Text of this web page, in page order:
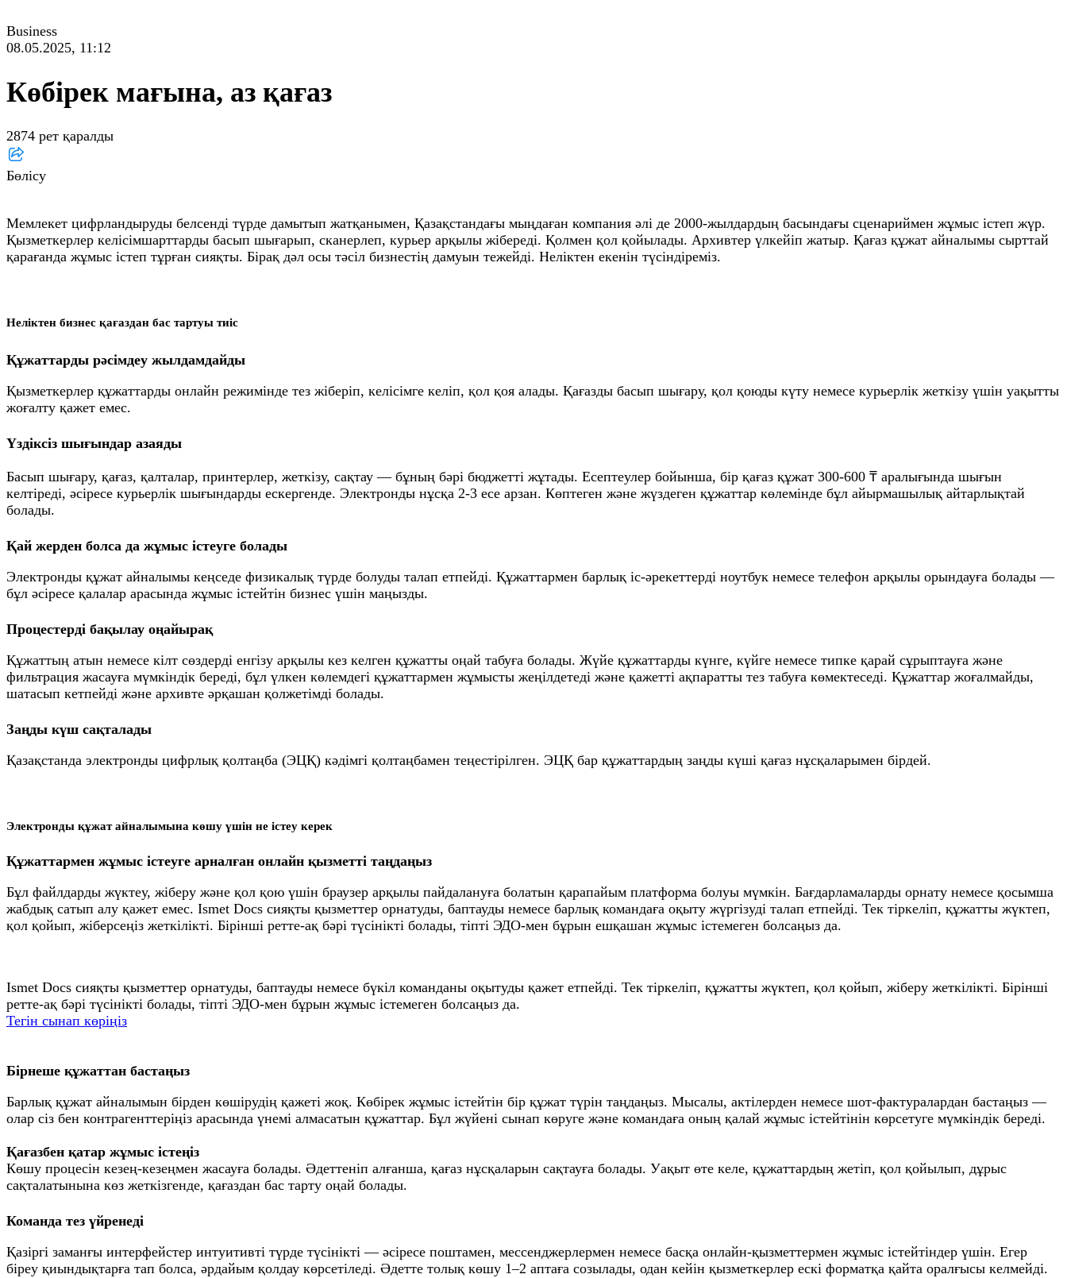
Business
08.05.2025, 11:12
Көбірек мағына, аз қағаз
2874 рет қаралды
Бөлісу
Мемлекет цифрландыруды белсенді түрде дамытып жатқанымен, Қазақстандағы мыңдаған компания әлі де 2000-жылдардың басындағы сценариймен жұмыс істеп жүр.
Қызметкерлер келісімшарттарды басып шығарып, сканерлеп, курьер арқылы жібереді. Қолмен қол қойылады. Архивтер үлкейіп жатыр. Қағаз құжат айналымы сырттай
қарағанда жұмыс істеп тұрған сияқты. Бірақ дәл осы тәсіл бизнестің дамуын тежейді. Неліктен екенін түсіндіреміз.
Неліктен бизнес қағаздан бас тартуы тиіс
Құжаттарды рәсімдеу жылдамдайды
Қызметкерлер құжаттарды онлайн режимінде тез жіберіп, келісімге келіп, қол қоя алады. Қағазды басып шығару, қол қоюды күту немесе курьерлік жеткізу үшін уақытты
жоғалту қажет емес.
Үздіксіз шығындар азаяды
Басып шығару, қағаз, қалталар, принтерлер, жеткізу, сақтау — бұның бәрі бюджетті жұтады. Есептеулер бойынша, бір қағаз құжат 300-600 ₸ аралығында шығын
келтіреді, әсіресе курьерлік шығындарды ескергенде. Электронды нұсқа 2-3 есе арзан. Көптеген және жүздеген құжаттар көлемінде бұл айырмашылық айтарлықтай
болады.
Қай жерден болса да жұмыс істеуге болады
Электронды құжат айналымы кеңседе физикалық түрде болуды талап етпейді. Құжаттармен барлық іс-әрекеттерді ноутбук немесе телефон арқылы орындауға болады —
бұл әсіресе қалалар арасында жұмыс істейтін бизнес үшін маңызды.
Процестерді бақылау оңайырақ
Құжаттың атын немесе кілт сөздерді енгізу арқылы кез келген құжатты оңай табуға болады. Жүйе құжаттарды күнге, күйге немесе типке қарай сұрыптауға және
фильтрация жасауға мүмкіндік береді, бұл үлкен көлемдегі құжаттармен жұмысты жеңілдетеді және қажетті ақпаратты тез табуға көмектеседі. Құжаттар жоғалмайды,
шатасып кетпейді және архивте әрқашан қолжетімді болады.
Заңды күш сақталады
Қазақстанда электронды цифрлық қолтаңба (ЭЦҚ) кәдімгі қолтаңбамен теңестірілген. ЭЦҚ бар құжаттардың заңды күші қағаз нұсқаларымен бірдей.
Электронды құжат айналымына көшу үшін не істеу керек
Құжаттармен жұмыс істеуге арналған онлайн қызметті таңдаңыз
Бұл файлдарды жүктеу, жіберу және қол қою үшін браузер арқылы пайдалануға болатын қарапайым платформа болуы мүмкін. Бағдарламаларды орнату немесе қосымша
жабдық сатып алу қажет емес. Ismet Docs сияқты қызметтер орнатуды, баптауды немесе барлық командаға оқыту жүргізуді талап етпейді. Тек тіркеліп, құжатты жүктеп,
қол қойып, жіберсеңіз жеткілікті. Бірінші ретте-ақ бәрі түсінікті болады, тіпті ЭДО-мен бұрын ешқашан жұмыс істемеген болсаңыз да.
Ismet Docs сияқты қызметтер орнатуды, баптауды немесе бүкіл команданы оқытуды қажет етпейді. Тек тіркеліп, құжатты жүктеп, қол қойып, жіберу жеткілікті. Бірінші
ретте-ақ бәрі түсінікті болады, тіпті ЭДО-мен бұрын жұмыс істемеген болсаңыз да.
Тегін сынап көріңіз
Бірнеше құжаттан бастаңыз
Барлық құжат айналымын бірден көшірудің қажеті жоқ. Көбірек жұмыс істейтін бір құжат түрін таңдаңыз. Мысалы, актілерден немесе шот-фактуралардан бастаңыз —
олар сіз бен контрагенттеріңіз арасында үнемі алмасатын құжаттар. Бұл жүйені сынап көруге және командаға оның қалай жұмыс істейтінін көрсетуге мүмкіндік береді.
Қағазбен қатар жұмыс істеңіз
Көшу процесін кезең-кезеңмен жасауға болады. Әдеттеніп алғанша, қағаз нұсқаларын сақтауға болады. Уақыт өте келе, құжаттардың жетіп, қол қойылып, дұрыс
сақталатынына көз жеткізгенде, қағаздан бас тарту оңай болады.
Команда тез үйренеді
Қазіргі заманғы интерфейстер интуитивті түрде түсінікті — әсіресе поштамен, мессенджерлермен немесе басқа онлайн-қызметтермен жұмыс істейтіндер үшін. Егер
біреу қиындықтарға тап болса, әрдайым қолдау көрсетіледі. Әдетте толық көшу 1–2 аптаға созылады, одан кейін қызметкерлер ескі форматқа қайта оралғысы келмейді.